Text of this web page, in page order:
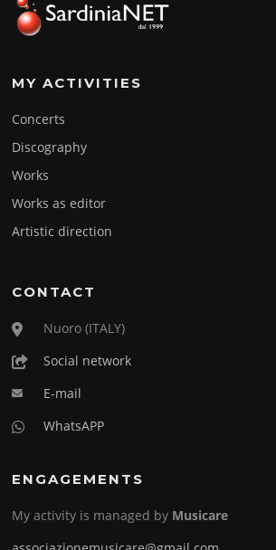
MY ACTIVITIES
Concerts
Discography
Works
Works as editor
Artistic direction
CONTACT
Nuoro (ITALY)
Social network
E-mail
WhatsAPP
ENGAGEMENTS
My activity is managed by Musicare